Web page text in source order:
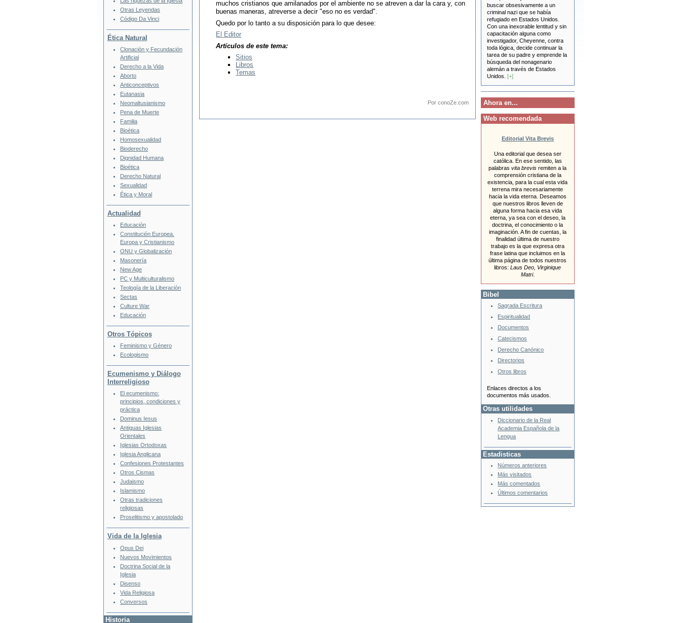
muchos cristianos que amilanados por el ambiente no se atreven a dar la cara y, con
buenas maneras, atreverse a decir "eso no es verdad".
Quedo por lo tanto a su disposición para lo que desee:
El Editor
Artículos de este tema:
Sitios
Libros
Temas
Por conoZe.com
Otras Leyendas
Código Da Vinci
Ética Natural
Clonación y Fecundación
Artificial
Derecho a la Vida
Aborto
Anticonceptivos
Eutanasia
Neomaltusianismo
Pena de Muerte
Familia
Bioética
Homosexualidad
Bioderecho
Dignidad Humana
Bioética
Derecho Natural
Sexualidad
Ética y Moral
Actualidad
Educación
Constitución Europea.
Europa y Cristianismo
ONU y Globalización
Masonería
New Age
PC y Multiculturalismo
Teología de la Liberación
Sectas
Culture War
Educación
Otros Tópicos
Feminismo y Género
Ecologismo
Ecumenismo y Diálogo
Interreligioso
El ecumenismo:
principios, condiciones y
práctica
Dominus Iesus
Antiguas Iglesias
Orientales
Iglesias Ortodoxas
Iglesia Anglicana
Confesiones Protestantes
Otros Cismas
Judaismo
Islamismo
Otras tradiciones
religiosas
Proselitismo y apostolado
Vida de la Iglesia
Opus Dei
Nuevos Movimientos
Doctrina Social de la
Iglesia
Disenso
Vida Religiosa
Conversos
Historia
buscar obsesivamente a un
criminal nazi que se había
refugiado en Estados Unidos.
Con una inexorable lentitud y sin
capacitación alguna como
investigador, Cheyenne, contra
toda lógica, decide continuar la
tarea de su padre y emprende la
búsqueda del nonagenario
alemán a través de Estados
Unidos. [+]
Ahora en...
Web recomendada
Editorial Vita Brevis
Una editorial que desea ser
católica. En ese sentido, las
palabrasvita brevis remiten a la
comprensión cristiana de la
existencia, para la cual esta vida
terrena mira necesariamente
hacia la vida eterna. Deseamos
que nuestros libros lleven de
alguna forma hacia esa vida
eterna, ya sea con el deseo, la
doctrina, el conocimiento o la
imaginación. A fin de cuentas, la
finalidad última de nuestro
trabajo es la que expresa otra
frase latina que incluimos en la
última página de todos nuestros
libros:Laus Deo, Virginique
Matri.
Bibel
Sagrada Escritura
Espiritualidad
Documentos
Catecismos
Derecho Canónico
Directorios
Otros libros
Enlaces directos a los
documentos más usados.
Otras utilidades
Diccionario de la Real
Academia Española de la
Lengua
Estadisticas
Números anteriores
Más visitados
Más comentados
Últimos comentarios